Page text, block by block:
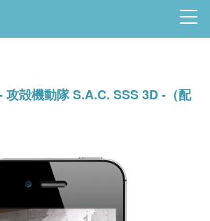
攻殻機動隊 S.A.C. SSS 3D -（配